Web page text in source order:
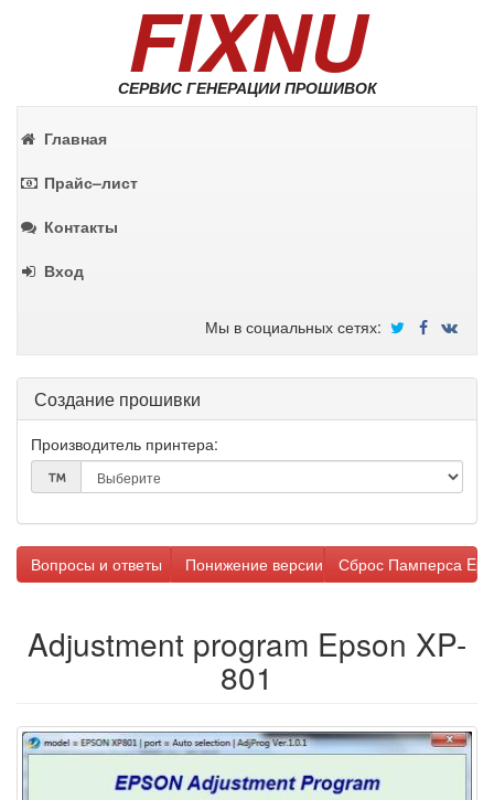
FIXNU
СЕРВИС ГЕНЕРАЦИИ ПРОШИВОК
Главная
Прайс–лист
Контакты
Вход
Мы в социальных сетях:
Создание прошивки
Производитель принтера:
Вопросы и ответы Понижение версии прошивкиСброс Памперса
Adjustment program Epson XP-
801